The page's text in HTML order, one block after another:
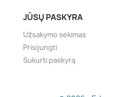
JŪSŲ PASKYRA
Užsakymo sekimas
Prisijungti
Sukurti paskyrą